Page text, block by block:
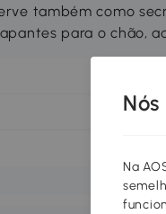
também como
para o chão,
83A-
Na